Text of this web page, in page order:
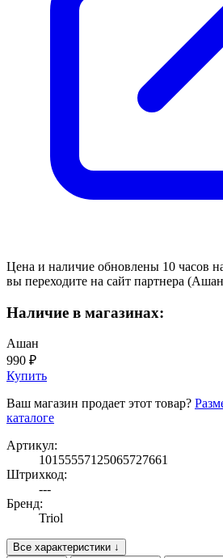
Цена и наличие обновлены 10 часов
вы переходите на сайт партнера
Наличие в магазинах:
Ашан
990 ₽
Купить
Ваш магазин продает этот товар?
каталоге
Артикул:
10155557125065727661
Штрихкод:
---
Бренд:
Triol
Все характеристики ↓